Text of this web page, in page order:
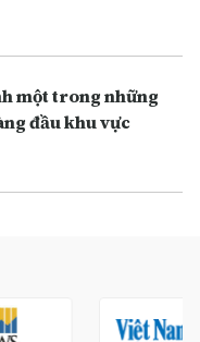
một trong những
đầu khu vực